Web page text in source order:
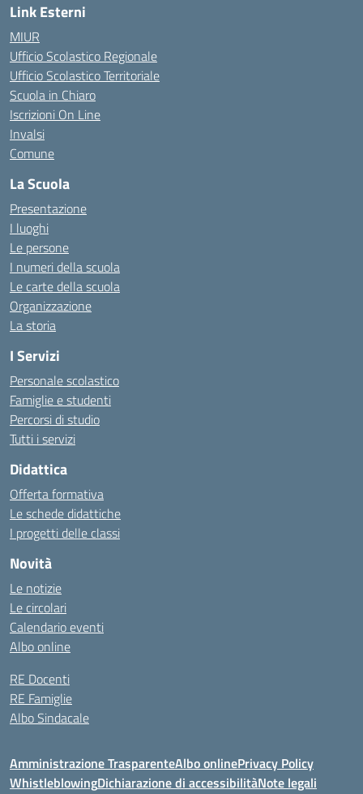
Link Esterni
MIUR
Ufficio Scolastico Regionale
Ufficio Scolastico Territoriale
Scuola in Chiaro
Iscrizioni On Line
Invalsi
Comune
La Scuola
Presentazione
I luoghi
Le persone
I numeri della scuola
Le carte della scuola
Organizzazione
La storia
I Servizi
Personale scolastico
Famiglie e studenti
Percorsi di studio
Tutti i servizi
Didattica
Offerta formativa
Le schede didattiche
I progetti delle classi
Novità
Le notizie
Le circolari
Calendario eventi
Albo online
RE Docenti
RE Famiglie
Albo Sindacale
Amministrazione TrasparenteAlbo onlinePrivacy Policy
WhistleblowingDichiarazione di accessibilitàNote legali